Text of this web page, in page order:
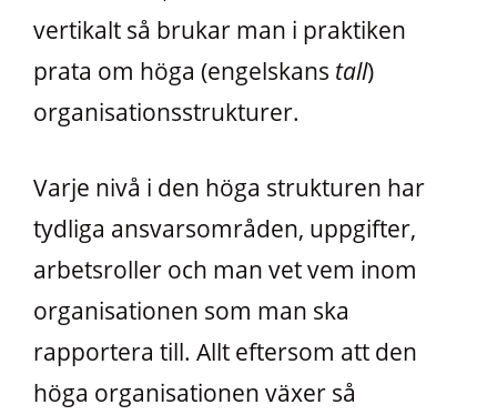
vertikalt så brukar man i praktiken
prata om höga (engelskans tall)
organisationsstrukturer.
Varje nivå i den höga strukturen har
tydliga ansvarsområden, uppgifter,
arbetsroller och man vet vem inom
organisationen som man ska
rapportera till. Allt eftersom att den
höga organisationen växer så